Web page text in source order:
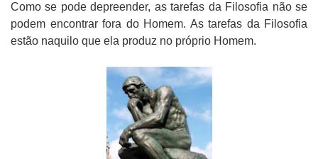
Como se pode depreender, as tarefas da Filosofia não se
podem encontrar fora do Homem. As tarefas da Filosofia
estão naquilo que ela produz no próprio Homem.